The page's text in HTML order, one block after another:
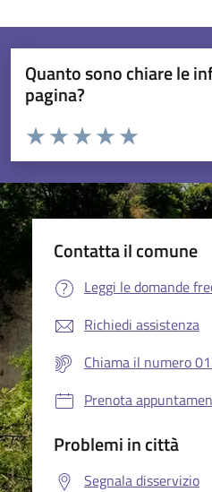
Quanto sono chiare le
pagina?
Valuta da 1 a 5 stelle la pagina
Valuta 5 stelle
Valuta 4 stelle su 5
Valuta 3 stelle su 5
Valuta 2 stelle su 5
Valuta 1 stelle su 5
Contatta il comune
Leggi le domande
Richiedi assistenza
Chiama il numero
Prenota
Problemi in città
Segnala disservizio